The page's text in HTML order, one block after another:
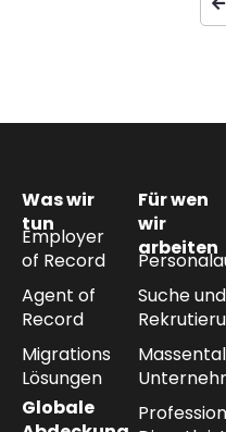
Was wir
tun
Employer
of Record
Agent of
Record
Migrations
Lösungen
Globale
Für wen
wir
arbeiten
Suche und